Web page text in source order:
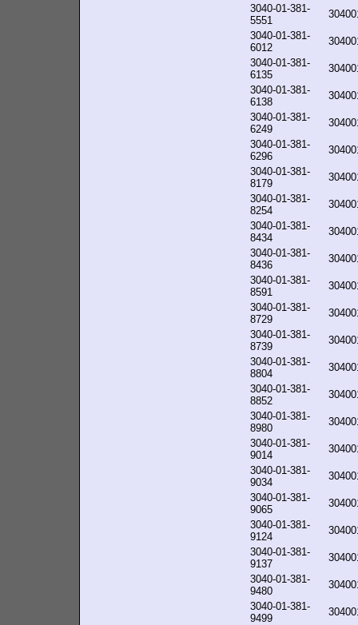
3040-01-381-
5551
3040-01-381-
6012
3040-01-381-
6135
3040-01-381-
6138
3040-01-381-
6249
3040-01-381-
6296
3040-01-381-
8179
3040-01-381-
8254
3040-01-381-
8434
3040-01-381-
8436
3040-01-381-
8591
3040-01-381-
8729
3040-01-381-
8739
3040-01-381-
8804
3040-01-381-
8852
3040-01-381-
8980
3040-01-381-
9014
3040-01-381-
9034
3040-01-381-
9065
3040-01-381-
9124
3040-01-381-
9137
3040-01-381-
9480
3040-01-381-
9499